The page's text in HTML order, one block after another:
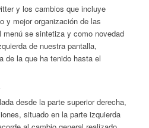
y los cambios que incluye
y mejor organización de las
se sintetiza y como novedad
de nuestra pantalla,
de la que ha tenido hasta el
desde la parte superior derecha,
situado en la parte izquierda